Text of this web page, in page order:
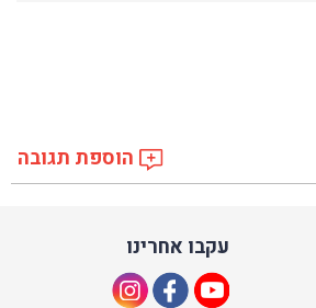
הוספת תגובה
עקבו אחרינו